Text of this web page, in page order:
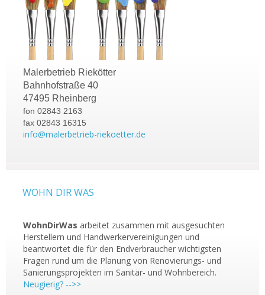
Malerbetrieb Riekötter
Bahnhofstraße 40
47495 Rheinberg
fon 02843 2163
fax 02843 16315
info@malerbetrieb-riekoetter.de
WOHN DIR WAS
WohnDirWas arbeitet zusammen mit ausgesuchten
Herstellern und Handwerkervereinigungen und
beantwortet die für den Endverbraucher wichtigsten
Fragen rund um die Planung von Renovierungs- und
Sanierungsprojekten im Sanitär- und Wohnbereich.
Neugierig? -->>